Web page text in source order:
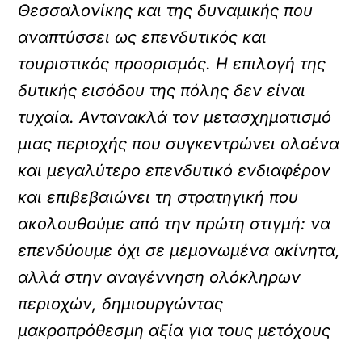
Θεσσαλονίκης και της δυναμικής που
αναπτύσσει ως επενδυτικός και
τουριστικός προορισμός. Η επιλογή της
δυτικής εισόδου της πόλης δεν είναι
τυχαία. Αντανακλά τον μετασχηματισμό
μιας περιοχής που συγκεντρώνει ολοένα
και μεγαλύτερο επενδυτικό ενδιαφέρον
και επιβεβαιώνει τη στρατηγική που
ακολουθούμε από την πρώτη στιγμή: να
επενδύουμε όχι σε μεμονωμένα ακίνητα,
αλλά στην αναγέννηση ολόκληρων
περιοχών, δημιουργώντας
μακροπρόθεσμη αξία για τους μετόχους